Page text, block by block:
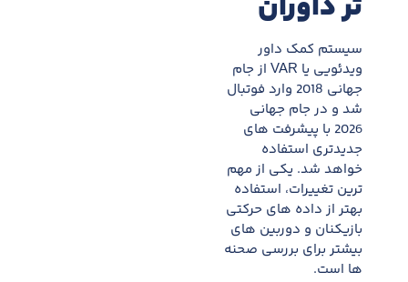
سیستم کمک داور
ویدئویی یا VAR از جام
جهانی 2018 وارد فوتبال
شد و در جام جهانی
2026 با پیشرفت های
جدیدتری استفاده
خواهد شد. یکی از مهم
ترین تغییرات، استفاده
بهتر از داده های حرکتی
بازیکنان و دوربین های
بیشتر برای بررسی صحنه
ها است.